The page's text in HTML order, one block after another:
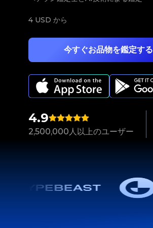
4.9
2,500,000人以上のユーザー
今すぐお品物を鑑定する
4 USD から